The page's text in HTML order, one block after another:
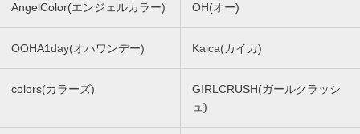
AngelColor(エンジェルカラー) OH(オー)
OOHA1day(オハワンデー) Kaica(カイカ)
colors(カラーズ)
GIRLCRUSH(ガールクラッシ
ュ)